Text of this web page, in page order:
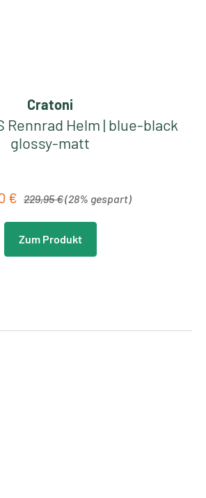
Cratoni
Rennrad Helm | blue-black
glossy-matt
€ 229,95 €(28% gespart)
Zum Produkt